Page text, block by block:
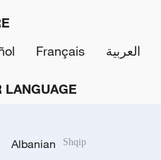
Français العربية
LANGUAGE
Albanian Shqip